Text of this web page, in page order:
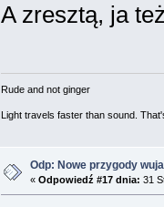
A zresztą, ja
Rude and not ginger
Light travels faster than sound.
Odp: Nowe przygody
« Odpowiedź #17 dnia: 31